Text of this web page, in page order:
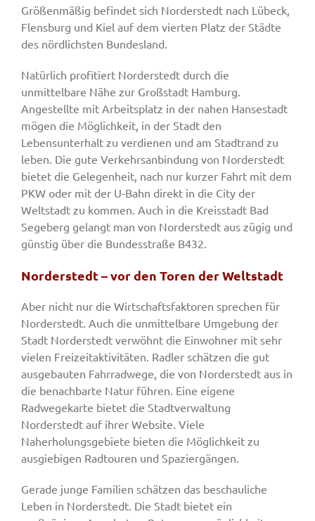
Größenmäßig befindet sich Norderstedt nach Lübeck,
Flensburg und Kiel auf dem vierten Platz der Städte
des nördlichsten Bundesland.
Natürlich profitiert Norderstedt durch die
unmittelbare Nähe zur Großstadt Hamburg.
Angestellte mit Arbeitsplatz in der nahen Hansestadt
mögen die Möglichkeit, in der Stadt den
Lebensunterhalt zu verdienen und am Stadtrand zu
leben. Die gute Verkehrsanbindung von Norderstedt
bietet die Gelegenheit, nach nur kurzer Fahrt mit dem
PKW oder mit der U-Bahn direkt in die City der
Weltstadt zu kommen. Auch in die Kreisstadt Bad
Segeberg gelangt man von Norderstedt aus zügig und
günstig über die Bundesstraße B432.
Norderstedt – vor den Toren der Weltstadt
Aber nicht nur die Wirtschaftsfaktoren sprechen für
Norderstedt. Auch die unmittelbare Umgebung der
Stadt Norderstedt verwöhnt die Einwohner mit sehr
vielen Freizeitaktivitäten. Radler schätzen die gut
ausgebauten Fahrradwege, die von Norderstedt aus in
die benachbarte Natur führen. Eine eigene
Radwegekarte bietet die Stadtverwaltung
Norderstedt auf ihrer Website. Viele
Naherholungsgebiete bieten die Möglichkeit zu
ausgiebigen Radtouren und Spaziergängen.
Gerade junge Familien schätzen das beschauliche
Leben in Norderstedt. Die Stadt bietet ein